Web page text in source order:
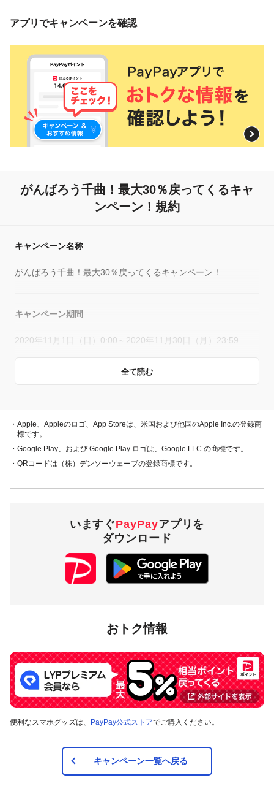
アプリでキャンペーンを確認
がんばろう千曲！ 最大30％戻ってくるキャ
ンペーン！規約
全て読む
キャンペーン名称
がんばろう千曲！最大30％戻ってくるキャンペーン！
キャンペーン期間
2020年11月1日（日）0:00～2020年11月30日（月）23:59
ド、PayPayあと払い（一括のみ）でお支払いをしていただい
た方に対し、下表のとおり後日PayPayボーナスを付与しま
付与上限
2,000円相当／回
10,000円相当／期間
長野県千曲市内のPayPay加盟店のうち
掲出がある店舗です。事前にアプリの「近くのお店」でもご
対象の支払方法
カード、PayPayあと払い（一括のみ）で、その他のお支払方
・Apple、Appleのロゴ、App Storeは、米国および他国のApple Inc.の登録商
標です。
・Google Play、および Google Play ロゴは、Google LLC の商標です。
・QRコードは（株）デンソーウェーブの登録商標です。
いますぐPayPayアプリを
ダウンロード
おトク情報
便利なスマホグッズは、 PayPay公式ストアでご購入ください。
キャンペーン一覧へ戻る